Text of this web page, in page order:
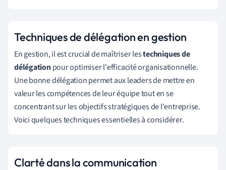
Techniques de délégation en gestion
En gestion, il est crucial de maîtriser lestechniques de
délégationpour optimiser l'efficacité organisationnelle.
Une bonne délégation permet aux leaders de mettre en
valeur les compétences de leur équipe tout en se
concentrant sur les objectifs stratégiques de l'entreprise.
Voici quelques techniques essentielles à considérer.
Clarté dans la communication